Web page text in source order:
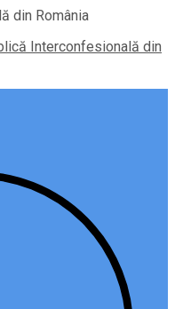
din România
Interconfesională din